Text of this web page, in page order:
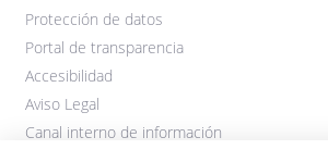
Protección de datos
Portal de transparencia
Accesibilidad
Aviso Legal
Canal interno de información